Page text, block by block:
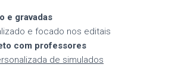
e gravadas
e focado nos editais
com professores
de simulados